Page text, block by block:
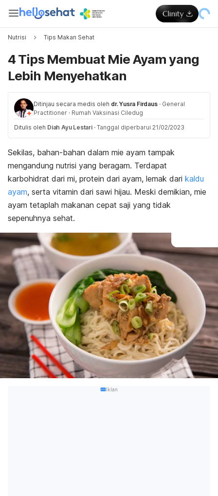
Nutrisi Tips Makan Sehat
4 Tips Membuat Mie Ayam yang
Lebih Menyehatkan
Ditinjau secara medis oleh dr. Yusra Firdaus · General
Practitioner · Rumah Vaksinasi Ciledug
Ditulis oleh Diah Ayu Lestari · Tanggal diperbarui 21/02/2023
Sekilas, bahan-bahan dalam mie ayam tampak
mengandung nutrisi yang beragam. Terdapat
karbohidrat dari mi, protein dari ayam, lemak dari kaldu
ayam, serta vitamin dari sawi hijau. Meski demikian, mie
ayam tetaplah makanan cepat saji yang tidak
sepenuhnya sehat.
Iklan